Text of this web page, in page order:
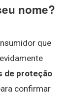
nome?
que
de proteção
confirmar